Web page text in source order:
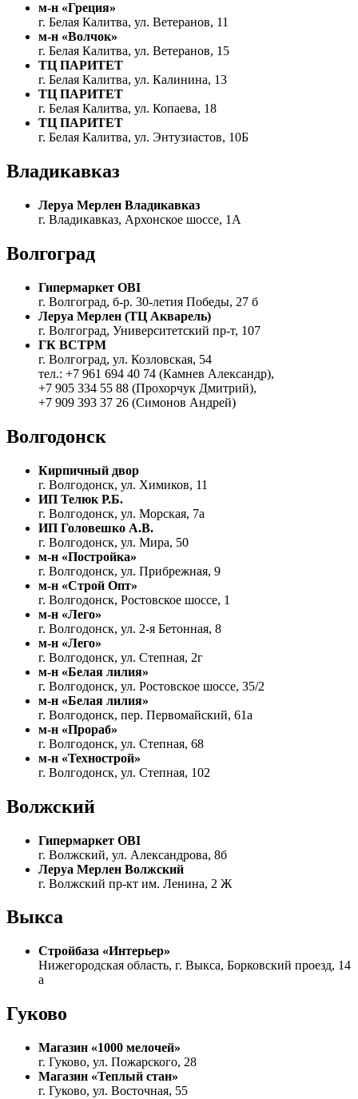
м-н «Греция»
г. Белая Калитва, ул. Ветеранов, 11
м-н «Волчок»
г. Белая Калитва, ул. Ветеранов, 15
ТЦ ПАРИТЕТ
г. Белая Калитва, ул. Калинина, 13
ТЦ ПАРИТЕТ
г. Белая Калитва, ул. Копаева, 18
ТЦ ПАРИТЕТ
г. Белая Калитва, ул. Энтузиастов, 10Б
Владикавказ
Леруа Мерлен Владикавказ
г. Владикавказ, Архонское шоссе, 1А
Волгоград
Гипермаркет OBI
г. Волгоград, б-р. 30-летия Победы, 27 б
Леруа Мерлен (ТЦ Акварель)
г. Волгоград, Университетский пр-т, 107
ГК ВСТРМ
г. Волгоград, ул. Козловская, 54
тел.: +7 961 694 40 74 (Камнев Александр),
+7 905 334 55 88 (Прохорчук Дмитрий),
+7 909 393 37 26 (Симонов Андрей)
Волгодонск
Кирпичный двор
г. Волгодонск, ул. Химиков, 11
ИП Телюк Р.Б.
г. Волгодонск, ул. Морская, 7а
ИП Головешко А.В.
г. Волгодонск, ул. Мира, 50
м-н «Постройка»
г. Волгодонск, ул. Прибрежная, 9
м-н «Строй Опт»
г. Волгодонск, Ростовское шоссе, 1
м-н «Лего»
г. Волгодонск, ул. 2-я Бетонная, 8
м-н «Лего»
г. Волгодонск, ул. Степная, 2г
м-н «Белая лилия»
г. Волгодонск, ул. Ростовское шоссе, 35/2
м-н «Белая лилия»
г. Волгодонск, пер. Первомайский, 61а
м-н «Прораб»
г. Волгодонск, ул. Степная, 68
м-н «Технострой»
г. Волгодонск, ул. Степная, 102
Волжский
Гипермаркет OBI
г. Волжский, ул. Александрова, 8б
Леруа Мерлен Волжский
г. Волжский пр-кт им. Ленина, 2 Ж
Выкса
Стройбаза «Интерьер»
Нижегородская область, г. Выкса, Борковский проезд, 14
а
Гуково
Магазин «1000 мелочей»
г. Гуково, ул. Пожарского, 28
Магазин «Теплый стан»
г. Гуково, ул. Восточная, 55